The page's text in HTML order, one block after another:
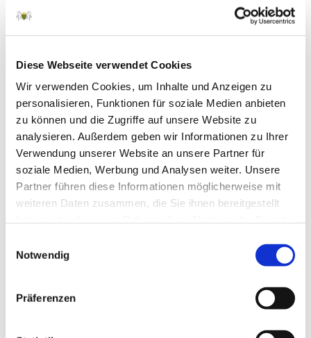
Diese Webseite verwendet Cookies
Wir verwenden Cookies, um Inhalte und Anzeigen zu
personalisieren, Funktionen für soziale Medien anbieten
zu können und die Zugriffe auf unsere Website zu
analysieren. Außerdem geben wir Informationen zu Ihrer
Verwendung unserer Website an unsere Partner für
soziale Medien, Werbung und Analysen weiter. Unsere
Partner führen diese Informationen möglicherweise mit
weiteren Daten zusammen, die Sie ihnen bereitgestellt
Notwendig
Präferenzen
Februar 2025
Januar 2025
November 2024
Oktober 2024
September 2024
August 2024
Juli 2024
Mai 2024